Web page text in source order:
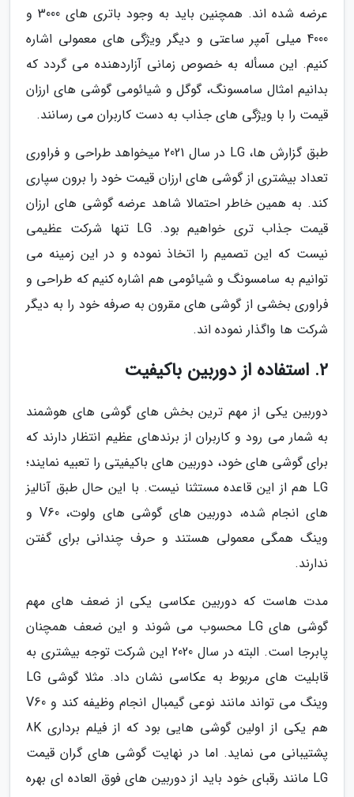
عرضه شده اند. همچنین باید به وجود باتری های 3000 و
4000 میلی آمپر ساعتی و دیگر ویژگی های معمولی اشاره
کنیم. این مسأله به خصوص زمانی آزاردهنده می گردد که
بدانیم امثال سامسونگ، گوگل و شیائومی گوشی های ارزان
قیمت را با ویژگی های جذاب به دست کاربران می رسانند.
طبق گزارش ها، LG در سال 2021 میخواهد طراحی و فراوری
تعداد بیشتری از گوشی های ارزان قیمت خود را برون سپاری
کند. به همین خاطر احتمالا شاهد عرضه گوشی های ارزان
قیمت جذاب تری خواهیم بود. LG تنها شرکت عظیمی
نیست که این تصمیم را اتخاذ نموده و در این زمینه می
توانیم به سامسونگ و شیائومی هم اشاره کنیم که طراحی و
فراوری بخشی از گوشی های مقرون به صرفه خود را به دیگر
شرکت ها واگذار نموده اند.
2. استفاده از دوربین باکیفیت
دوربین یکی از مهم ترین بخش های گوشی های هوشمند
به شمار می رود و کاربران از برندهای عظیم انتظار دارند که
برای گوشی های خود، دوربین های باکیفیتی را تعبیه نمایند؛
LG هم از این قاعده مستثنا نیست. با این حال طبق آنالیز
های انجام شده، دوربین های گوشی های ولوت، V60 و
وینگ همگی معمولی هستند و حرف چندانی برای گفتن
ندارند.
مدت هاست که دوربین عکاسی یکی از ضعف های مهم
گوشی های LG محسوب می شوند و این ضعف همچنان
پابرجا است. البته در سال 2020 این شرکت توجه بیشتری به
قابلیت های مربوط به عکاسی نشان داد. مثلا گوشی LG
وینگ می تواند مانند نوعی گیمبال انجام وظیفه کند و V60
هم یکی از اولین گوشی هایی بود که از فیلم برداری 8K
پشتیبانی می نماید. اما در نهایت گوشی های گران قیمت
LG مانند رقبای خود باید از دوربین های فوق العاده ای بهره